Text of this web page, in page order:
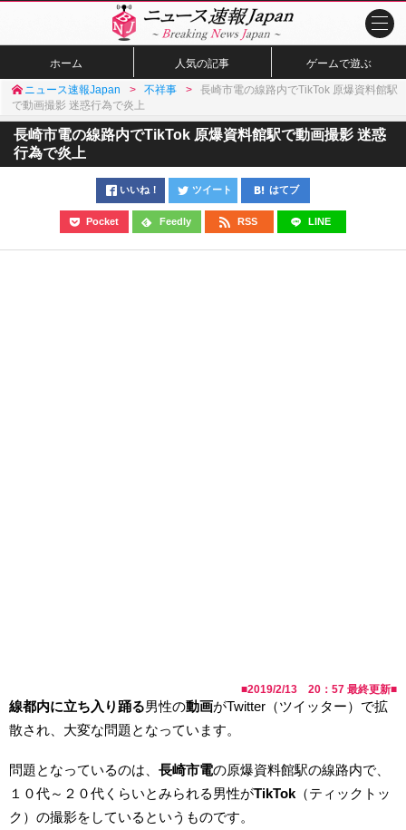
ホーム 人気の記事 ゲームで遊ぶ
ニュース速報Japan 不祥事
長崎市電の線路内でTikTok 原爆資料館駅
で動画撮影 迷惑行為で炎上
長崎市電の線路内でTikTok 原爆資料館駅で動画撮影 迷惑
行為で炎上
いいね！ ツイート はてブ
Pocket Feedly RSS LINE
■2019/2/13 20：57 最終更新■
線都内に立ち入り踊る男性の動画がTwitter（ツイッター）で拡
散され、大変な問題となっています。
問題となっているのは、 長崎市電の原爆資料館駅の線路内で、
１０代～２０代くらいとみられる男性がTikTok （ティックトッ
ク）の撮影をしているというものです。